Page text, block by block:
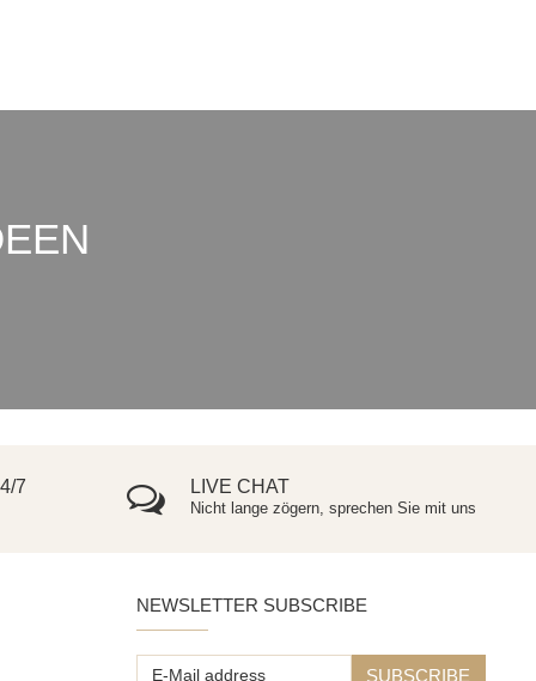
7 LIVE CHAT
Nicht lange zögern, sprechen Sie mit uns
NEWSLETTER SUBSCRIBE
SUBSCRIBE